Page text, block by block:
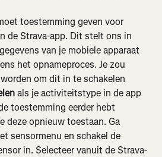
toestemming geven voor
de Strava-app. Dit stelt ons in
van je mobiele apparaat
het opnameproces. Je zou
om dit in te schakelen
als je activiteitstype in de app
toestemming eerder hebt
deze opnieuw toestaan. Ga
sensormenu en schakel de
in. Selecteer vanuit de Strava-